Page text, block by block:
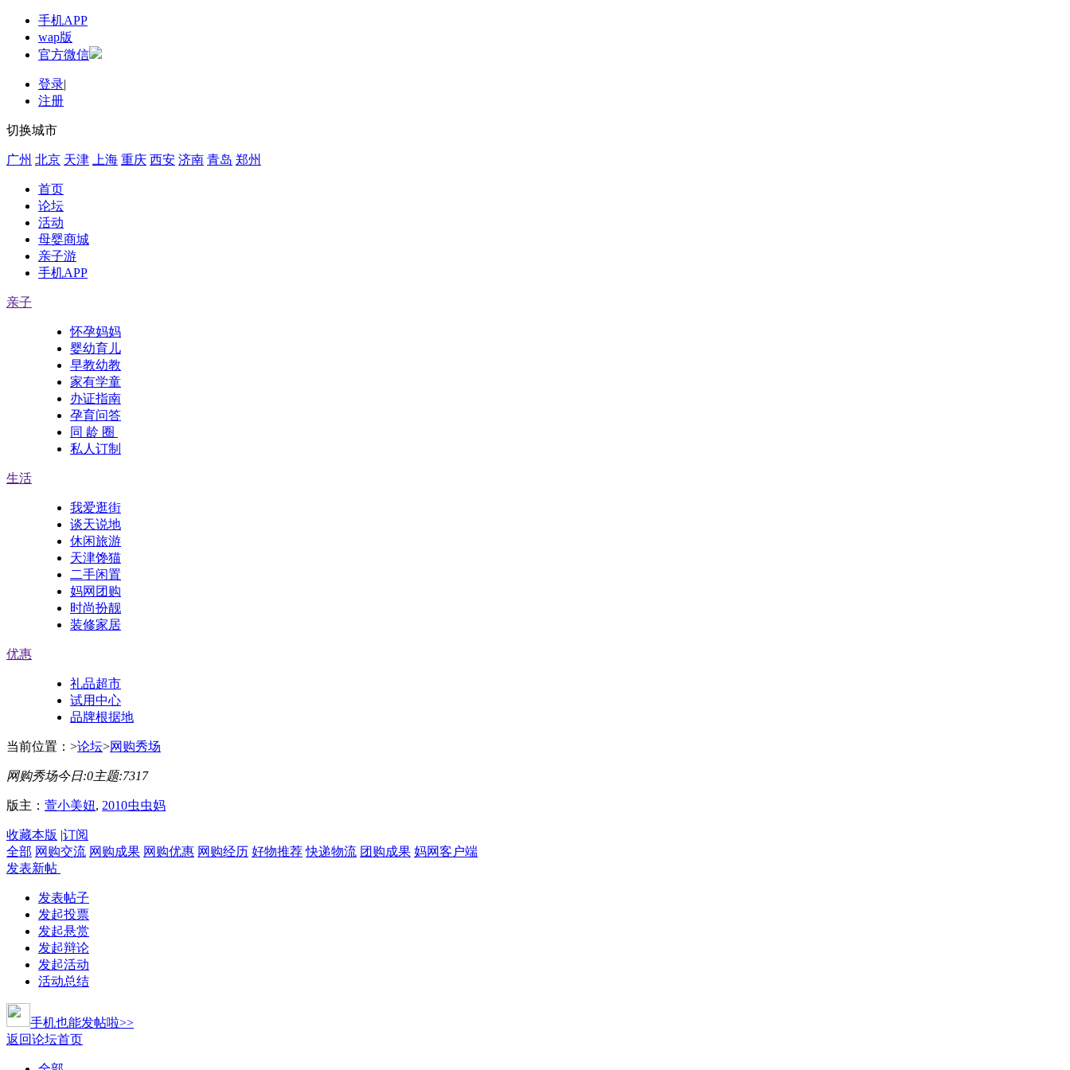
手机APP
wap版
官方微信
登录|
注册
切换城市
广州 北京 天津 上海 重庆 西安 济南 青岛 郑州
首页
论坛
活动
母婴商城
亲子游
手机APP
亲子
怀孕妈妈
婴幼育儿
早教幼教
家有学童
办证指南
孕育问答
同 龄 圈
私人订制
生活
我爱逛街
谈天说地
休闲旅游
天津馋猫
二手闲置
妈网团购
时尚扮靓
装修家居
优惠
礼品超市
试用中心
品牌根据地
当前位置： >论坛>网购秀场
网购秀场今日:0主题:7317
版主： 萱小美妞, 2010虫虫妈
收藏本版 |订阅
全部 网购交流 网购成果 网购优惠 网购经历 好物推荐 快递物流 团购成果 妈网客户端
发表新帖
发表帖子
发起投票
发起悬赏
发起辩论
发起活动
活动总结
手机也能发帖啦>>
返回论坛首页